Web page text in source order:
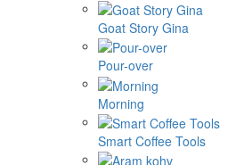
Goat Story Gina
Pour-over
Morning
Smart Coffee Tools